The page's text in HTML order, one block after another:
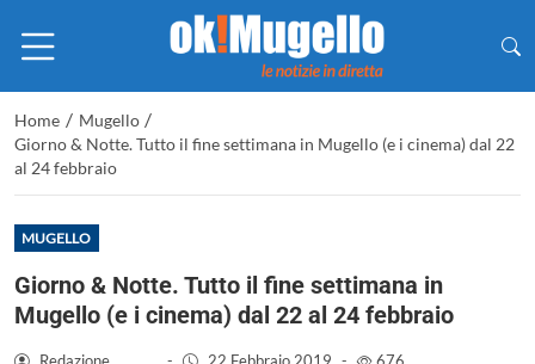
Home / Mugello /
Giorno & Notte. Tutto il fine settimana in Mugello (e i cinema) dal 22
al 24 febbraio
MUGELLO
Giorno & Notte. Tutto il fine settimana in
Mugello (e i cinema) dal 22 al 24 febbraio